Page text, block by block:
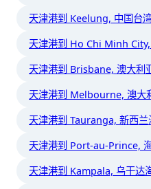
天津港到 Keelung, 中国台
天津港到 Ho Chi Minh
天津港到 Brisbane, 澳大利
天津港到 Melbourne, 澳大
天津港到 Tauranga, 新西兰
天津港到 Port-au-Prince,
天津港到 Kampala, 乌干达